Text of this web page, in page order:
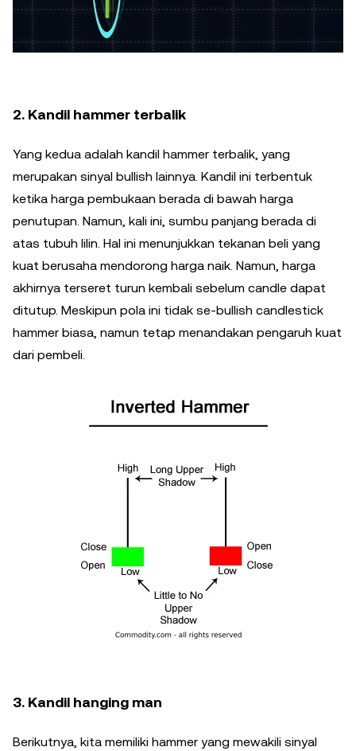
2. Kandil hammer terbalik
Yang kedua adalah kandil hammer terbalik, yang
merupakan sinyal bullish lainnya. Kandil ini terbentuk
ketika harga pembukaan berada di bawah harga
penutupan. Namun, kali ini, sumbu panjang berada di
atas tubuh lilin. Hal ini menunjukkan tekanan beli yang
kuat berusaha mendorong harga naik. Namun, harga
akhirnya terseret turun kembali sebelum candle dapat
ditutup. Meskipun pola ini tidak se-bullish candlestick
hammer biasa, namun tetap menandakan pengaruh kuat
dari pembeli.
3. Kandil hanging man
Berikutnya, kita memiliki hammer yang mewakili sinyal